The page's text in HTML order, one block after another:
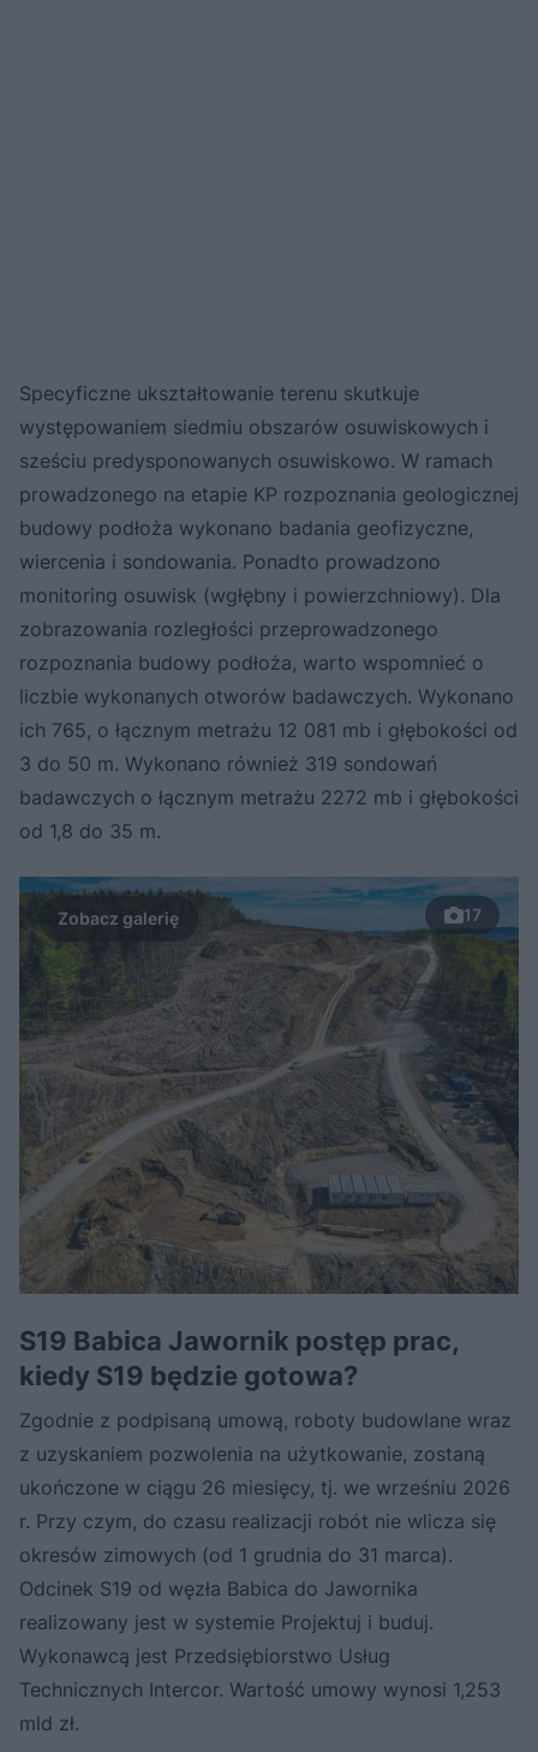
Specyficzne ukształtowanie terenu skutkuje
występowaniem siedmiu obszarów osuwiskowych i
sześciu predysponowanych osuwiskowo. W ramach
prowadzonego na etapie KP rozpoznania geologicznej
budowy podłoża wykonano badania geofizyczne,
wiercenia i sondowania. Ponadto prowadzono
monitoring osuwisk (wgłębny i powierzchniowy). Dla
zobrazowania rozległości przeprowadzonego
rozpoznania budowy podłoża, warto wspomnieć o
liczbie wykonanych otworów badawczych. Wykonano
ich 765, o łącznym metrażu 12 081 mb i głębokości od
3 do 50 m. Wykonano również 319 sondowań
badawczych o łącznym metrażu 2272 mb i głębokości
od 1,8 do 35 m.
17
S19 Babica Jawornik postęp prac,
kiedy S19 będzie gotowa?
Zgodnie z podpisaną umową, roboty budowlane wraz
z uzyskaniem pozwolenia na użytkowanie, zostaną
ukończone w ciągu 26 miesięcy, tj. we wrześniu 2026
r. Przy czym, do czasu realizacji robót nie wlicza się
okresów zimowych (od 1 grudnia do 31 marca).
Odcinek S19 od węzła Babica do Jawornika
realizowany jest w systemie Projektuj i buduj.
Wykonawcą jest Przedsiębiorstwo Usług
Technicznych Intercor. Wartość umowy wynosi 1,253
mld zł.